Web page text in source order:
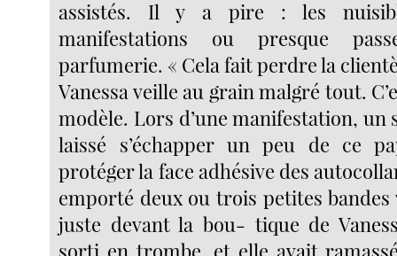
assistés. Il y a pire : les
manifestations ou presque
parfumerie. « Cela fait perdre la
Vanessa veille au grain malgré tout.
modèle. Lors d’une manifestation, un
laissé s’échapper un peu de ce
protéger la face adhésive des
emporté deux ou trois petites bandes
juste devant la bou- tique de
sorti en trombe, et elle avait